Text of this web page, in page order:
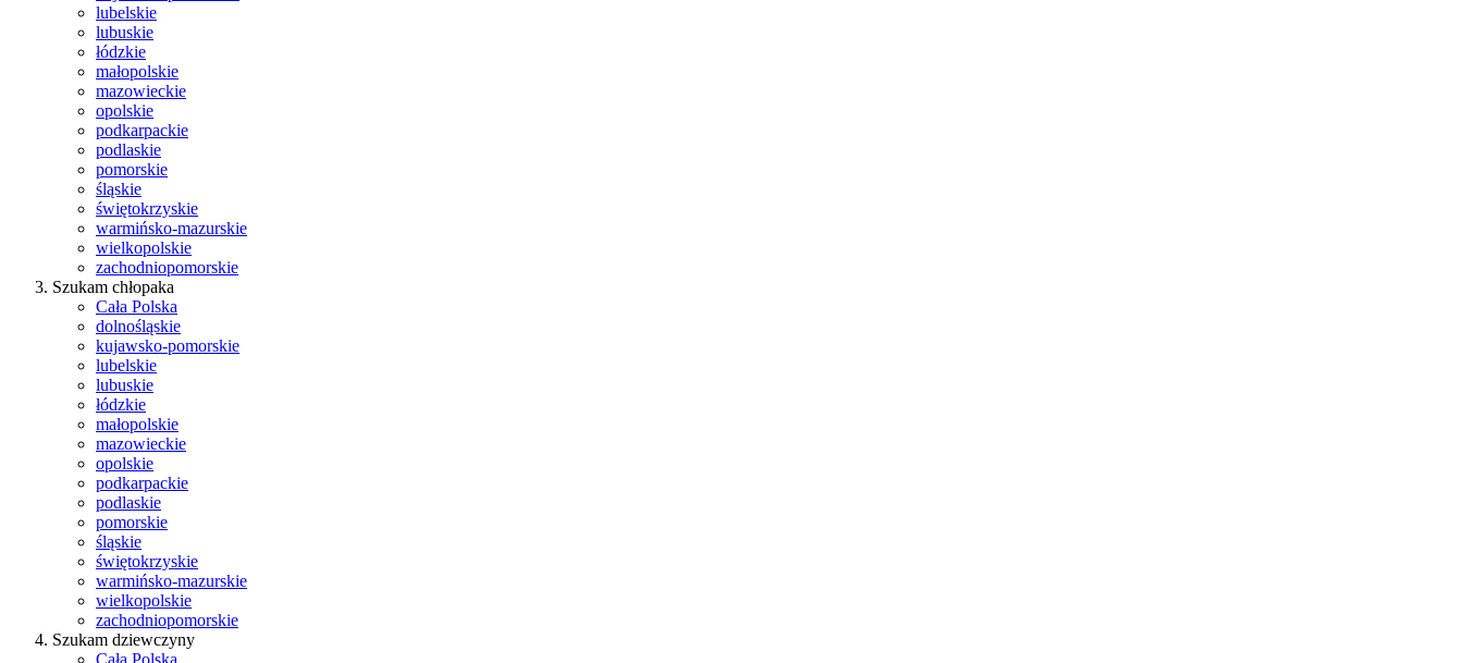
lubelskie
lubuskie
łódzkie
małopolskie
mazowieckie
opolskie
podkarpackie
podlaskie
pomorskie
śląskie
świętokrzyskie
warmińsko-mazurskie
wielkopolskie
zachodniopomorskie
Szukam chłopaka
Cała Polska
dolnośląskie
kujawsko-pomorskie
lubelskie
lubuskie
łódzkie
małopolskie
mazowieckie
opolskie
podkarpackie
podlaskie
pomorskie
śląskie
świętokrzyskie
warmińsko-mazurskie
wielkopolskie
zachodniopomorskie
Szukam dziewczyny
Cała Polska